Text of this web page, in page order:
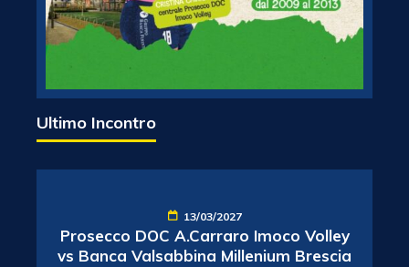
Ultimo Incontro
13/03/2027
Prosecco DOC A.Carraro Imoco Volley
vs Banca Valsabbina Millenium Brescia